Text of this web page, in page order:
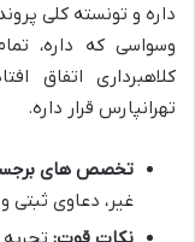
داره و تونسته کلی
وسواسی که داره،
کلاهبرداری اتفاق
تهرانپارس قرار داره.
تخصص های
غیر، دعاوی ثبتی